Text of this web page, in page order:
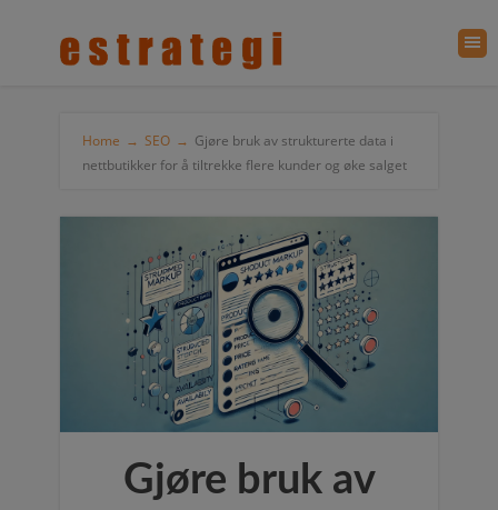
Home → SEO → Gjøre bruk av strukturerte data i
nettbutikker for å tiltrekke flere kunder og øke salget
Gjøre bruk av